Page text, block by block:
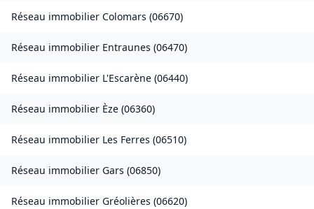
Réseau immobilier Colomars (06670)
Réseau immobilier Entraunes (06470)
Réseau immobilier L'Escarène (06440)
Réseau immobilier Èze (06360)
Réseau immobilier Les Ferres (06510)
Réseau immobilier Gars (06850)
Réseau immobilier Gréolières (06620)